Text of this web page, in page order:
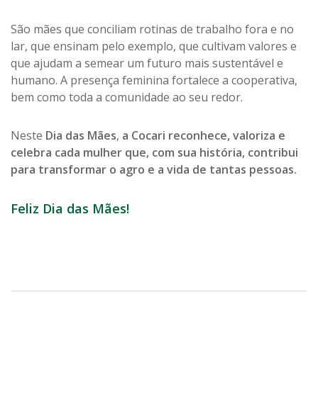
São mães que conciliam rotinas de trabalho fora e no
lar, que ensinam pelo exemplo, que cultivam valores e
que ajudam a semear um futuro mais sustentável e
humano. A presença feminina fortalece a cooperativa,
bem como toda a comunidade ao seu redor.
Neste Dia das Mães, a Cocari reconhece, valoriza e
celebra cada mulher que, com sua história, contribui
para transformar o agro e a vida de tantas pessoas.
Feliz Dia das Mães!